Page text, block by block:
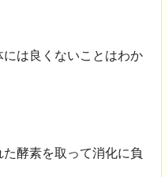
は良くないことはわか
酵素を取って消化に負